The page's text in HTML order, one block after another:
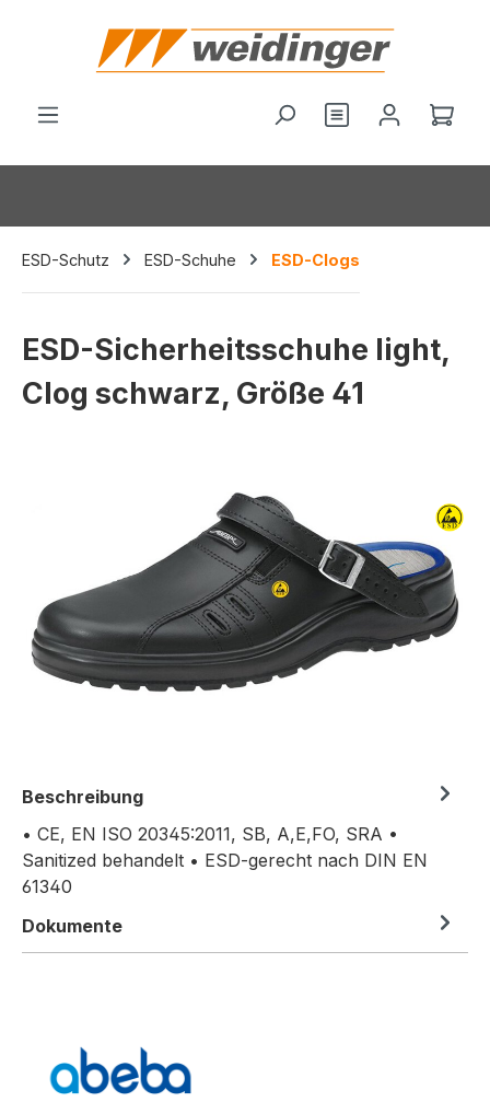
springen
Du hast 0
ESD-Schutz ESD-Schuhe ESD-Clogs
ESD-Sicherheitsschuhe light,
Clog schwarz, Größe 41
Beschreibung
• CE, EN ISO 20345:2011, SB, A,E,FO, SRA •
Sanitized behandelt • ESD-gerecht nach DIN EN
61340
Dokumente